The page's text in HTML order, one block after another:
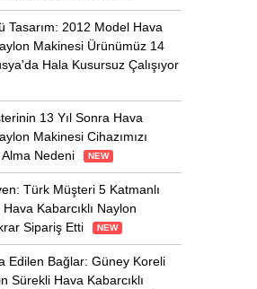
Tasarım: 2012 Model Hava
Makinesi Ürünümüz 14
Hala Kusursuz Çalışıyor
13 Yıl Sonra Hava
Makinesi Cihazımızı
Alma Nedeni
NEW
Türk Müşteri 5 Katmanlı
Hava Kabarcıklı Naylon
Sipariş Etti
NEW
Edilen Bağlar: Güney Koreli
Sürekli Hava Kabarcıklı